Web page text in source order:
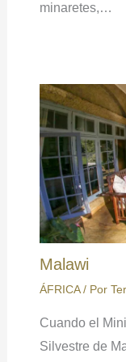
minaretes,…
Malawi
ÁFRICA/ Por
Cuando el
Silvestre de